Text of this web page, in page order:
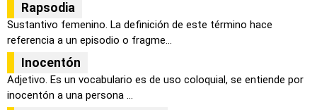
Rapsodia
Sustantivo femenino. La definición de este término hace
referencia a un episodio o fragme...
Inocentón
Adjetivo. Es un vocabulario es de uso coloquial, se entiende por
inocentón a una persona ...